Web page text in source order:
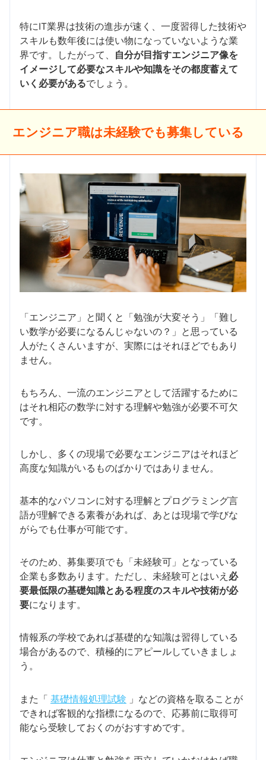
特にIT業界は技術の進歩が速く、一度習得した技術や
スキルも数年後には使い物になっていないような業
界です。したがって、
自分が目指すエンジニア像を
イメージして必要なスキルや知識をその都度蓄えて
いく必要があるでしょう。
エンジニア職は未経験でも募集している
「エンジニア」と聞くと「勉強が大変そう」「難し
い数学が必要になるんじゃないの？」と思っている
人がたくさんいますが、実際にはそれほどでもあり
ません。
もちろん、一流のエンジニアとして活躍するために
はそれ相応の数学に対する理解や勉強が必要不可欠
です。
しかし、多くの現場で必要なエンジニアはそれほど
高度な知識がいるものばかりではありません。
基本的なパソコンに対する理解とプログラミング言
語が理解できる素養があれば、あとは現場で学びな
がらでも仕事が可能です。
そのため、募集要項でも「未経験可」となっている
企業も多数あります。ただし、未経験可とはいえ 必
要最低限の基礎知識とある程度のスキルや技術が必
要になります。
情報系の学校であれば基礎的な知識は習得している
場合があるので、積極的にアピールしていきましょ
う。
また「 基礎情報処理試験 」などの資格を取ることが
できれば客観的な指標になるので、応募前に取得可
能なら受験しておくのがおすすめです。